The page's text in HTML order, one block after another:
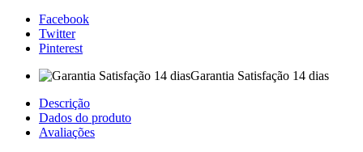
Facebook
Twitter
Pinterest
Garantia Satisfação 14 dias
Descrição
Dados do produto
Avaliações